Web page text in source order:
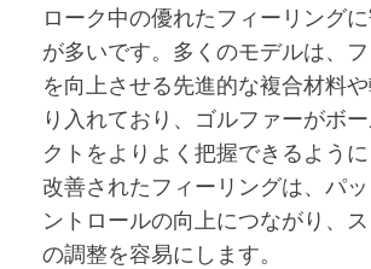
ローク中の優れたフィーリング
が多いです。多くのモデルは、
を向上させる先進的な複合材料
り入れており、ゴルファーがボ
クトをよりよく把握できるよう
改善されたフィーリングは、パ
ントロールの向上につながり、
の調整を容易にします。